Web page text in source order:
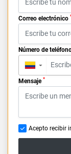
Correo electrónico
Número de
▼
Mensaje *
Acepto recibir